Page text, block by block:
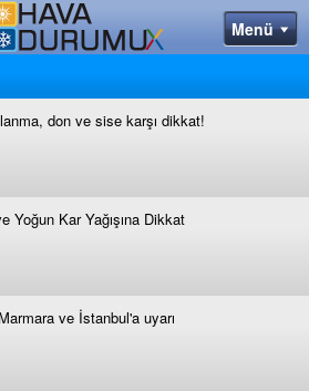
don ve sise karşı dikkat!
Yoğun Kar Yağışına Dikkat
ve İstanbul'a uyarı